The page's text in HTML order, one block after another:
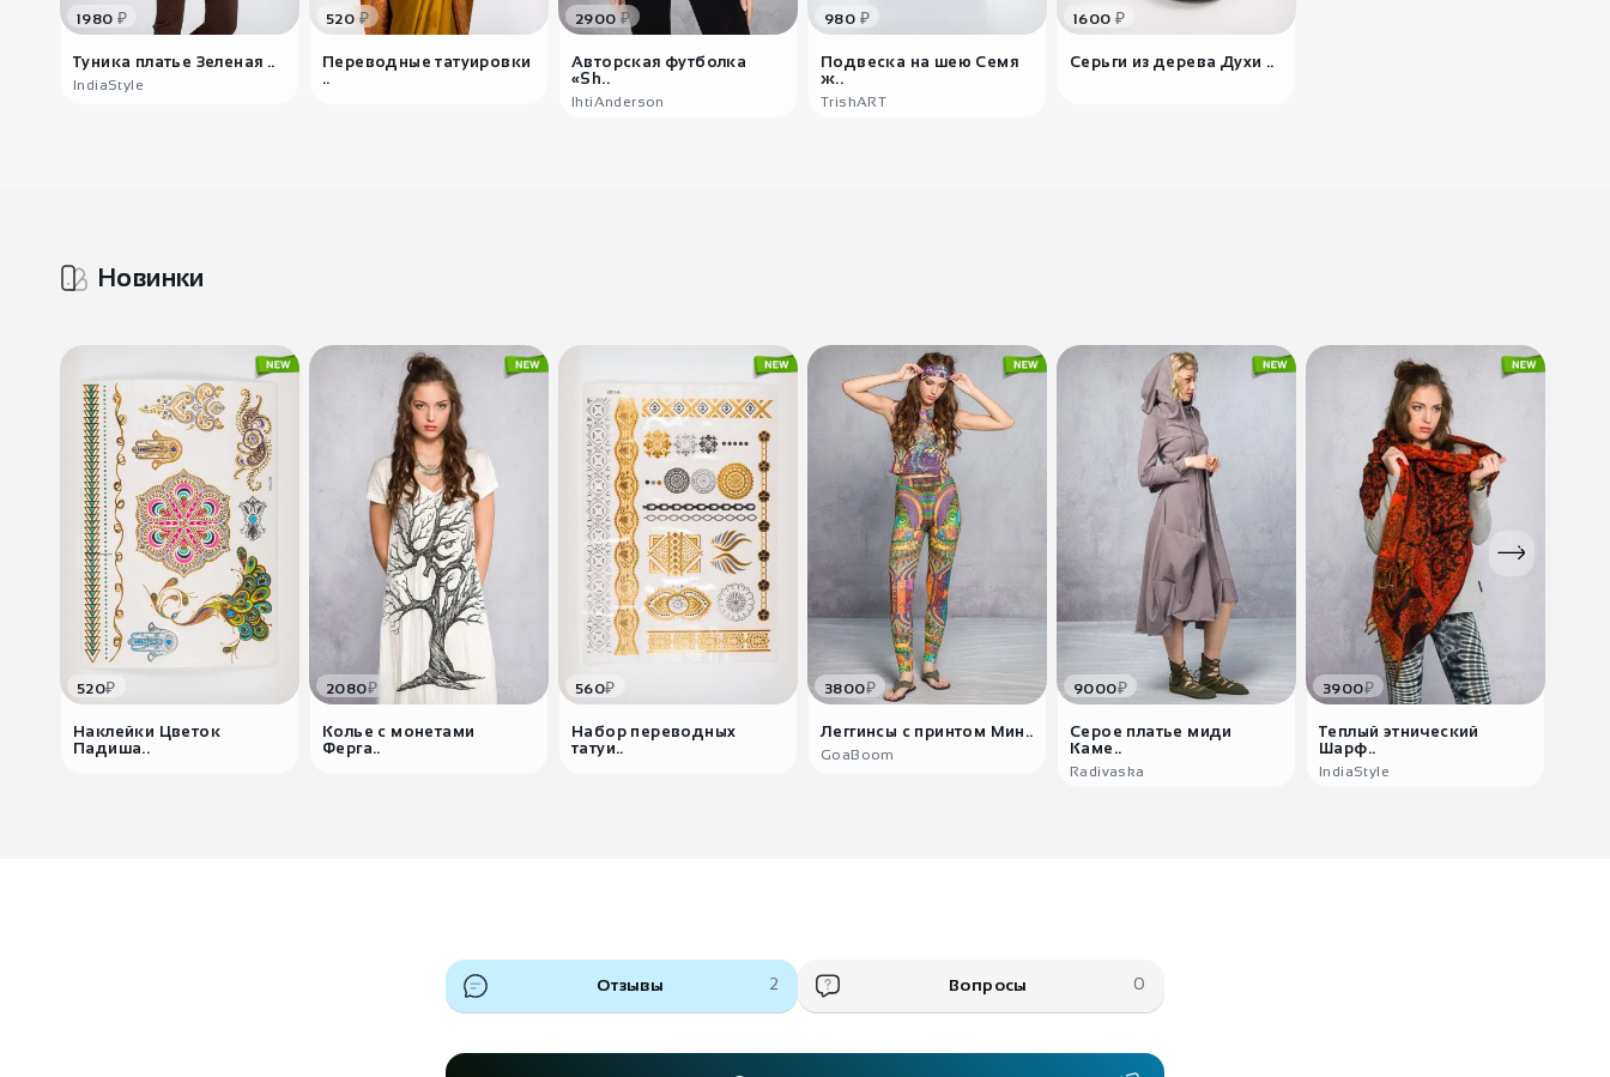
1980 ₽
Туника платье Зеленая ..
IndiaStyle
520 ₽
Переводные татуировки
..
2900 ₽
Авторская футболка
«Sh..
IhtiAnderson
980 ₽
Подвеска на шею Семя
ж..
TrishART
1600 ₽
Серьги из дерева Духи ..
Новинки
520₽
Наклейки Цветок
Падиша..
2080₽
Колье с монетами
Ферга..
560₽
Набор переводных
татуи..
3800₽
Леггинсы с принтом Мин..
GoaBoom
9000₽
Серое платье миди
Каме..
Radivaska
3900₽
Теплый этнический
Шарф..
IndiaStyle
Отзывы 2 Вопросы 0